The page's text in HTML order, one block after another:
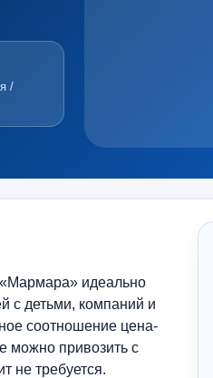
/
идеально
с детьми, компаний и
соотношение цена-
можно привозить с
не требуется.